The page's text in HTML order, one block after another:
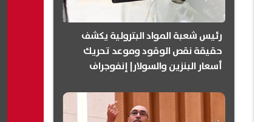
رئيس شعبة المواد البترولية يكشف
حقيقة نقص الوقود وموعد تحريك
أسعار البنزين والسولار| إنفوجراف